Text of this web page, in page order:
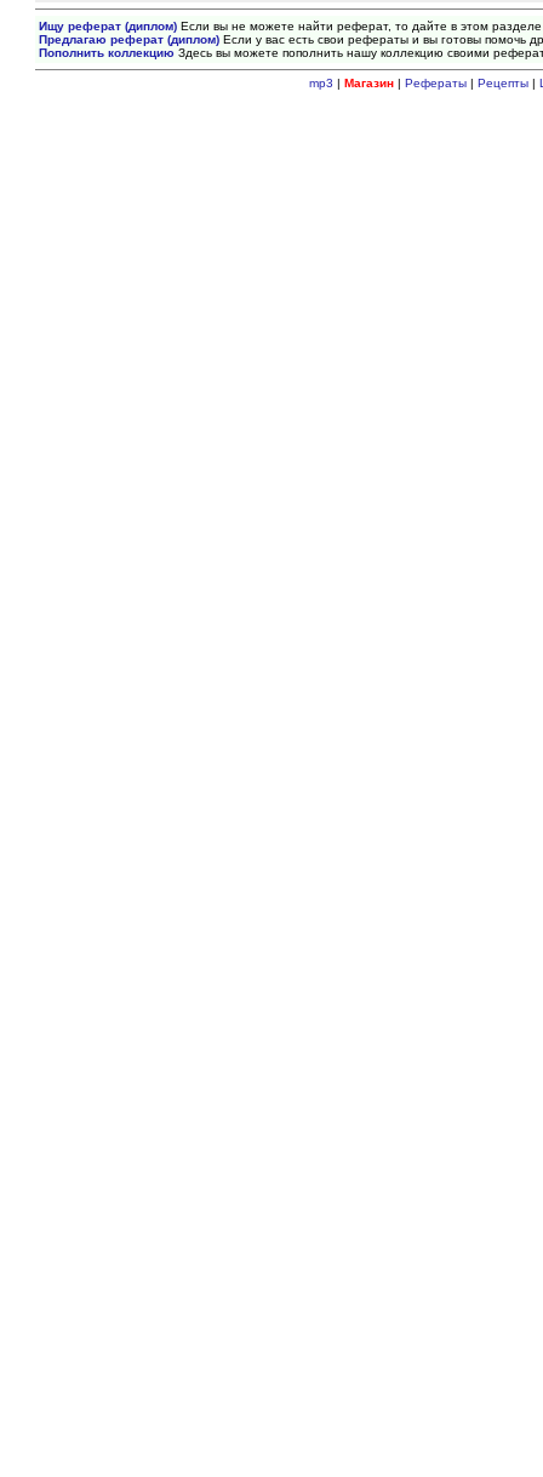
Ищу реферат (диплом) Если вы не можете найти реферат, то дайте в этом
Предлагаю реферат (диплом) Если у вас есть свои рефераты и вы готовы помочь
Пополнить коллекцию Здесь вы можете пополнить нашу коллекцию своими
mp3 | Магазин| Рефераты| Рецепты|